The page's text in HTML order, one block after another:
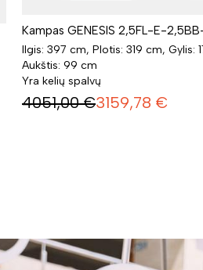
Kampas GENESIS 2,5FL-E-
Ilgis: 397 cm, Plotis: 319 cm, Gylis:
Aukštis: 99 cm
Yra kelių spalvų
4051,00 €3159,78 €